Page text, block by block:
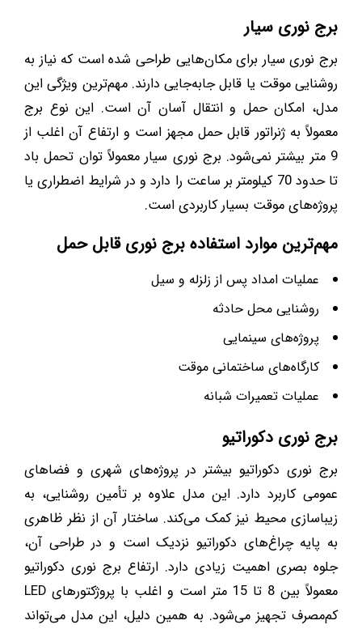
برج نوری سیار
برج نوری سیار برای مکان‌هایی طراحی شده است که نیاز به
روشنایی موقت یا قابل جابه‌جایی دارند. مهم‌ترین ویژگی این
مدل، امکان حمل و انتقال آسان آن است. این نوع برج
معمولاً به ژنراتور قابل حمل مجهز است و ارتفاع آن اغلب از
9 متر بیشتر نمی‌شود. برج نوری سیار معمولاً توان تحمل باد
تا حدود 70 کیلومتر بر ساعت را دارد و در شرایط اضطراری یا
پروژه‌های موقت بسیار کاربردی است.
مهم‌ترین موارد استفاده برج نوری قابل حمل
عملیات امداد پس از زلزله و سیل
روشنایی محل حادثه
پروژه‌های سینمایی
کارگاه‌های ساختمانی موقت
عملیات تعمیرات شبانه
برج نوری دکوراتیو
برج نوری دکوراتیو بیشتر در پروژه‌های شهری و فضاهای
عمومی کاربرد دارد. این مدل علاوه بر تأمین روشنایی، به
زیباسازی محیط نیز کمک می‌کند. ساختار آن از نظر ظاهری
به پایه چراغ‌های دکوراتیو نزدیک است و در طراحی آن،
جلوه بصری اهمیت زیادی دارد. ارتفاع برج نوری دکوراتیو
معمولاً بین 8 تا 15 متر است و اغلب با پروژکتورهای LED
کم‌مصرف تجهیز می‌شود. به همین دلیل، این مدل می‌تواند